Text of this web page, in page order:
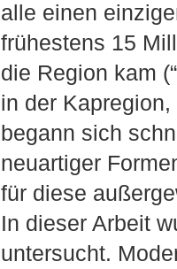
alle einen
frühestens 15
die Region kam
in der Kapregion,
begann sich
neuartiger
für diese
In dieser Arbeit
untersucht.